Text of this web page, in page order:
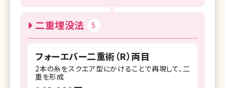
二重埋没法 5
フォーエバー二重術（R）両目
2本の糸をスクエア型にかけることで再現して、二
重を形成